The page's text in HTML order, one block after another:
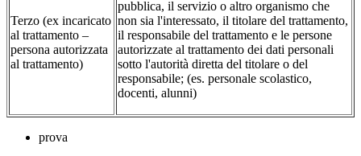
Terzo (ex incaricato
al trattamento –
persona autorizzata
al trattamento)
pubblica, il servizio o altro organismo che
non sia l'interessato, il titolare del trattamento,
il responsabile del trattamento e le persone
autorizzate al trattamento dei dati personali
sotto l'autorità diretta del titolare o del
responsabile; (es. personale scolastico,
docenti, alunni)
prova